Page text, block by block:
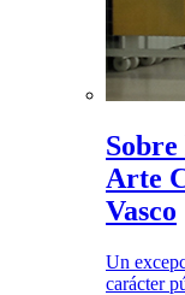
Arte
Vasco
Un
carácter